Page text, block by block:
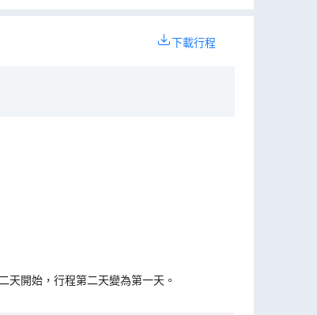
下載行程
天開始，行程第二天變為第一天。